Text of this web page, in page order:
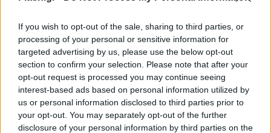
If you wish to opt-out of the sale, sharing to third parties, or
processing of your personal or sensitive information for
targeted advertising by us, please use the below opt-out
section to confirm your selection. Please note that after your
opt-out request is processed you may continue seeing
interest-based ads based on personal information utilized by
us or personal information disclosed to third parties prior to
your opt-out. You may separately opt-out of the further
disclosure of your personal information by third parties on the
εφαρμογής των μέτρων απαγόρευσης και
στάθμευσης οχημάτων.
Οι διαδηλώσεις